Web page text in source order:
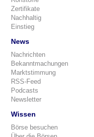
Zertifikate
Nachhaltig
Einstieg
News
Nachrichten
Bekanntmachungen
Marktstimmung
RSS-Feed
Podcasts
Newsletter
Wissen
Börse besuchen